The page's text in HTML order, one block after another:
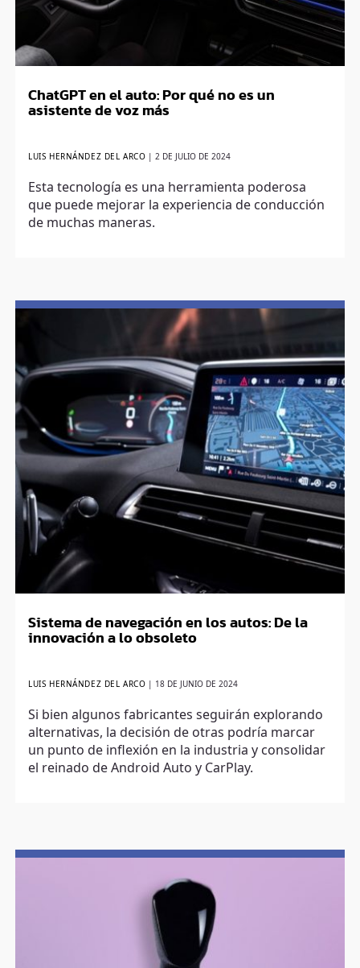
ChatGPT en el auto: Por qué no es un
asistente de voz más
LUIS HERNÁNDEZ DEL ARCO |2 DE JULIO DE 2024
Esta tecnología es una herramienta poderosa
que puede mejorar la experiencia de conducción
de muchas maneras.
Sistema de navegación en los autos: De la
innovación a lo obsoleto
LUIS HERNÁNDEZ DEL ARCO 18 DE JUNIO DE 2024
Si bien algunos fabricantes seguirán explorando
alternativas, la decisión de otras podría marcar
un punto de inflexión en la industria y consolidar
el reinado de Android Auto y CarPlay.